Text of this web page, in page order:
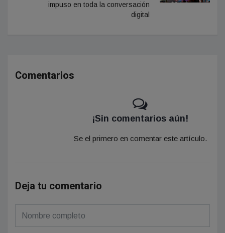
impuso en toda la conversación
digital
Comentarios
¡Sin comentarios aún!
Se el primero en comentar este artículo.
Deja tu comentario